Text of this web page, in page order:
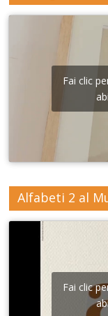
Fai clic
Alfabeti 2 al
Fai clic